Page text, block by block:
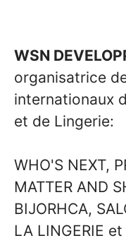
WSN
organisatrice
internationaux
et de Lingerie:
WHO'S NEXT,
MATTER AND
BIJORHCA,
LA LINGERIE et